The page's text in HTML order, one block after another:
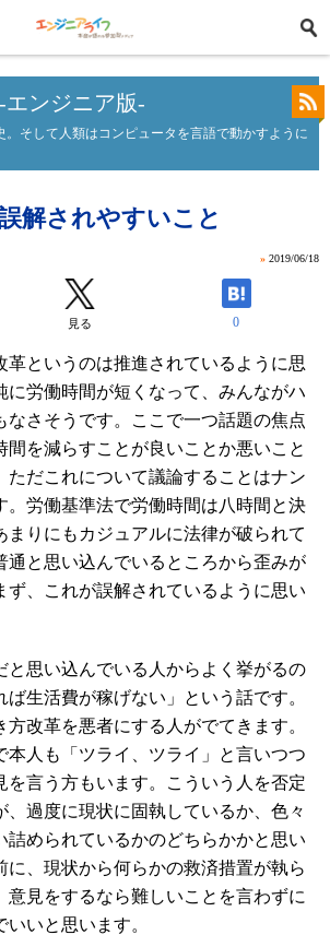
エンジニア版-
。そして人類はコンピュータを言語で動かすように
解されやすいこと
» 2019/06/18
見る 0
革というのは推進されているように思
に労働時間が短くなって、みんながハ
なさそうです。ここで一つ話題の焦点
間を減らすことが良いことか悪いこと
ただこれについて議論することはナン
。労働基準法で労働時間は八時間と決
まりにもカジュアルに法律が破られて
通と思い込んでいるところから歪みが
ず、これが誤解されているように思い
と思い込んでいる人からよく挙がるの
生活費が稼げない」という話です。
方改革を悪者にする人がでてきます。
本人も「ツライ、ツライ」と言いつつ
を言う方もいます。こういう人を否定
、過度に現状に固執しているか、色々
詰められているかのどちらかかと思い
に、現状から何らかの救済措置が執ら
意見をするなら難しいことを言わずに
いいと思います。